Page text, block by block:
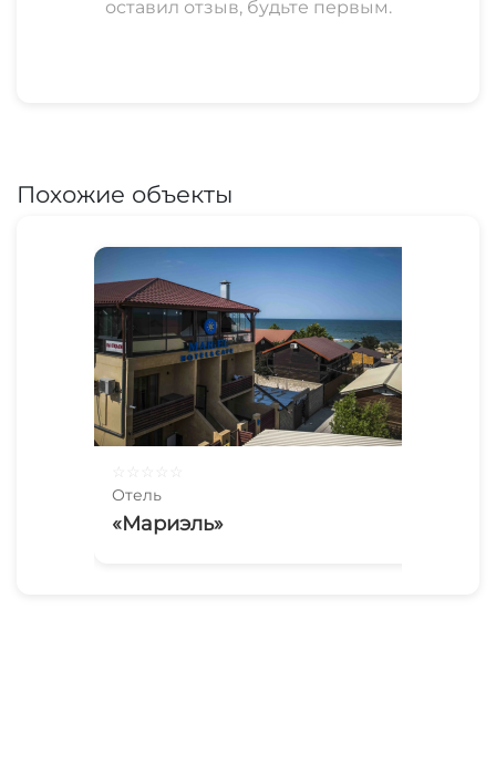
оставил отзыв, будьте первым.
Похожие объекты
Отель
«Мариэль»